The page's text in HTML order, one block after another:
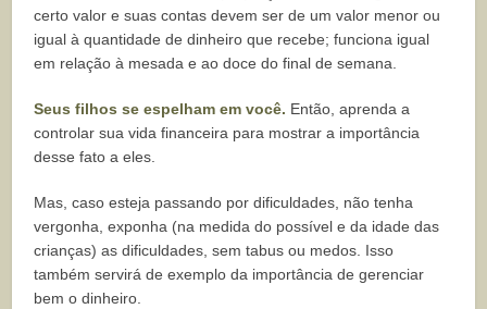
certo valor e suas contas devem ser de um valor menor ou
igual à quantidade de dinheiro que recebe; funciona igual
em relação à mesada e ao doce do final de semana.
Seus filhos se espelham em você. Então, aprenda a
controlar sua vida financeira para mostrar a importância
desse fato a eles.
Mas, caso esteja passando por dificuldades, não tenha
vergonha, exponha (na medida do possível e da idade das
crianças) as dificuldades, sem tabus ou medos. Isso
também servirá de exemplo da importância de gerenciar
bem o dinheiro.